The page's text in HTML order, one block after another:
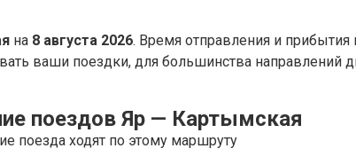
на 8 августа 2026. Время отправления и прибытия
ваши поездки, для большинства направлений
поездов Яр — Картымская
поезда ходят по этому маршруту